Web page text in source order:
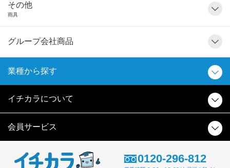
その他
雨具
グループ会社商品
業種から探す
イチカラについて
会員サービス
0120-296-812